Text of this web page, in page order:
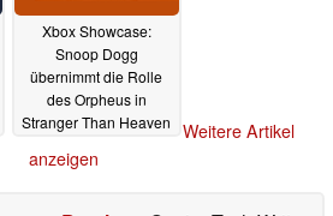
Xbox Showcase:
Snoop Dogg
übernimmt die Rolle
des Orpheus in
Stranger Than Heaven
Weitere Artikel
anzeigen